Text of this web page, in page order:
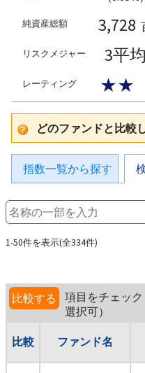
純資産総額 3,728
リスクメジャー 3平
レーティング ★★
どのファンドと比較
指数一覧から探す
1-50件を表示(全334件)
比較する
項目をチェッ
選択可）
比較 ファンド名